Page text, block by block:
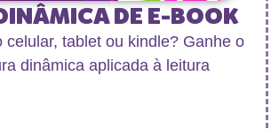
DE E-BOOK
celular, tablet ou kindle? Ganhe o
dinâmica aplicada à leitura